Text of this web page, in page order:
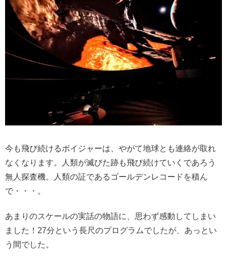
今も飛び続けるボイジャーは、やがて地球とも連絡が取れ
なくなります。人類が滅びた跡も飛び続けていくであろう
無人探査機。人類の証であるゴールデンレコードを積ん
で・・・。
あまりのスケールの実話の物語に、思わず感動してしまい
ました！27分という長尺のプログラムでしたが、あっとい
う間でした。